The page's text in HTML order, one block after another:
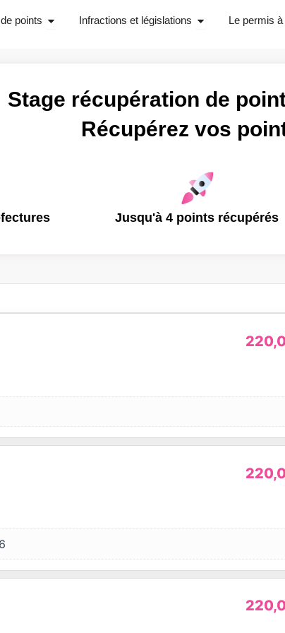
points Ouvrir Stage récupérations de points
Infractions et législations Ouvrir Infractions
Le permis à
Stage récupération de
Récupérez vos
Jusqu'à 4 points récupérés